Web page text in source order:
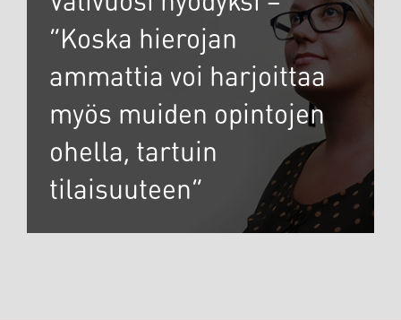
”Koska hierojan
ammattia voi harjoittaa
myös muiden opintojen
ohella, tartuin
tilaisuuteen”